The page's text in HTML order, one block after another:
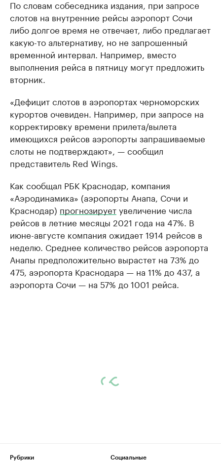
По словам собеседника издания, при запросе
слотов на внутренние рейсы аэропорт Сочи
либо долгое время не отвечает, либо предлагает
какую-то альтернативу, но не запрошенный
временной интервал. Например, вместо
выполнения рейса в пятницу могут предложить
вторник.
«Дефицит слотов в аэропортах черноморских
курортов очевиден. Например, при запросе на
корректировку времени прилета/вылета
имеющихся рейсов аэропорты запрашиваемые
слоты не подтверждают», — сообщил
представитель Red Wings.
Как сообщал РБК Краснодар, компания
«Аэродинамика» (аэропорты Анапа, Сочи и
Краснодар) прогнозируетувеличение числа
рейсов в летние месяцы 2021 года на 47%. В
июне-августе компания ожидает 1914 рейсов в
неделю. Среднее количество рейсов аэропорта
Анапы предположительно вырастет на 73% до
475, аэропорта Краснодара — на 11% до 437, а
аэропорта Сочи — на 57% до 1001 рейса.
Рубрики
Социальные